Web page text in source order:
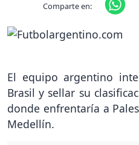
Comparte en:
El equipo argentino
Brasil y sellar su
donde enfrentaría a
Medellín.